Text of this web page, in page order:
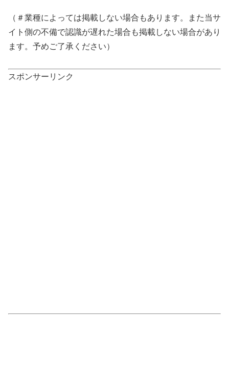
（＃業種によっては掲載しない場合もあります。また当サ
イト側の不備で認識が遅れた場合も掲載しない場合があり
ます。予めご了承ください）
スポンサーリンク